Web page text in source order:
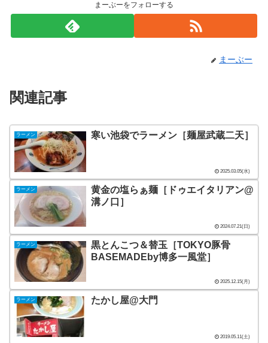
まーぶーをフォローする
まーぶー
関連記事
ラーメン 寒い池袋でラーメン［麺屋武蔵二天］
2025.03.05(水)
ラーメン
黄金の塩らぁ麺［ドゥエイタリアン@
溝ノ口］
2024.07.21(日)
ラーメン
黒とんこつ＆替玉［TOKYO豚骨
BASEMADEby博多一風堂］
2025.12.15(月)
ラーメン たかし屋@大門
2019.05.11(土)